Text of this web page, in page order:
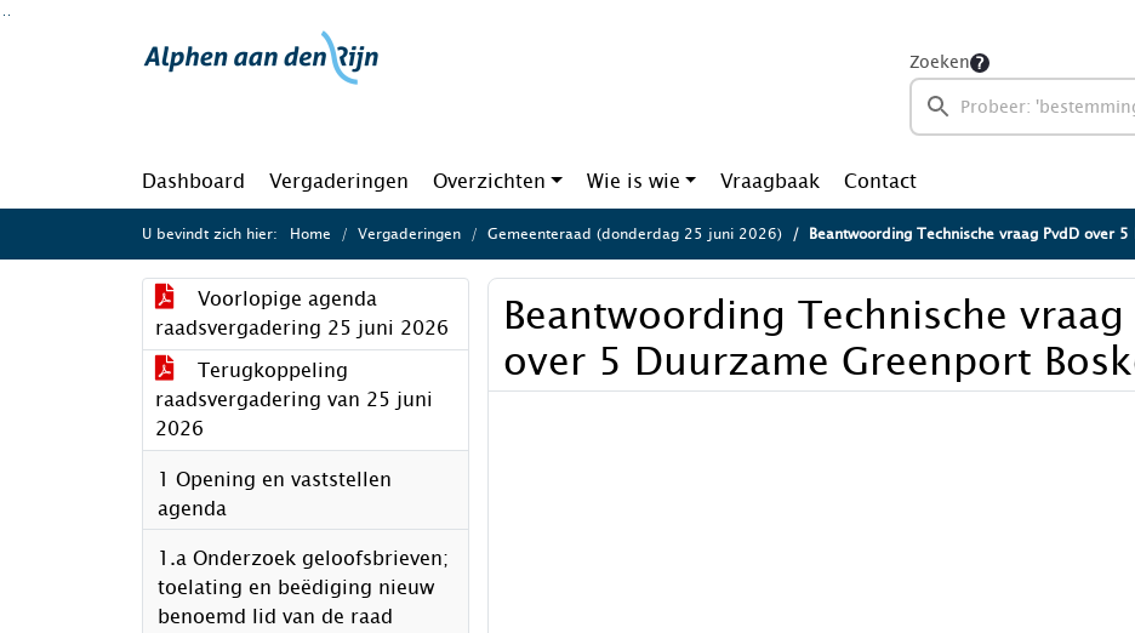
Ga naar de inhoud van deze pagina
Zoeken
Dashboard Vergaderingen Overzichten Wie is wie Vraagbaak Contact
U bevindt zich hier: Home Vergaderingen Gemeenteraad (donderdag 25 juni 2026) Beantwoording Technische vraag PvdD over 5 Duurzame
Voorlopige agenda
raadsvergadering 25 juni 2026
Terugkoppeling
raadsvergadering van 25 juni
2026
1 Opening en vaststellen
agenda
1.a Onderzoek geloofsbrieven;
toelating en beëdiging nieuw
benoemd lid van de raad
Beantwoording Technische vraag
over 5 Duurzame Greenport